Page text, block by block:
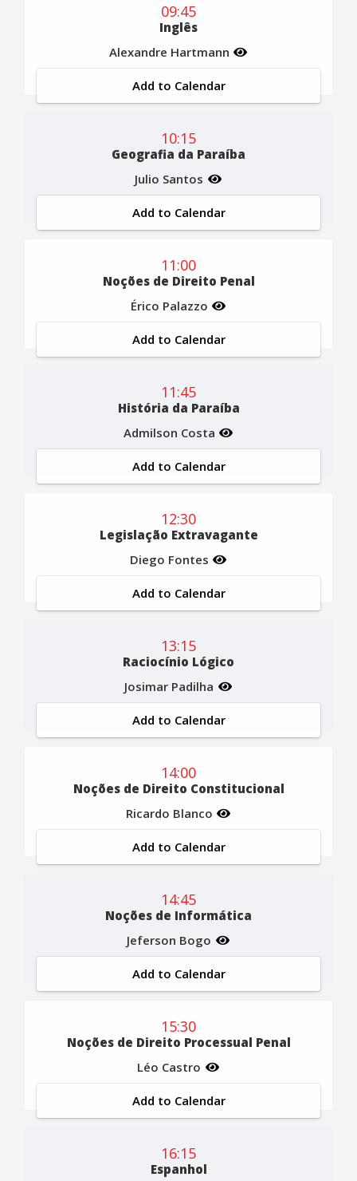
09:45
Inglês
Alexandre Hartmann
Add to Calendar
10:15
Geografia da Paraíba
Julio Santos
Add to Calendar
11:00
Noções de Direito Penal
Érico Palazzo
Add to Calendar
11:45
História da Paraíba
Admilson Costa
Add to Calendar
12:30
Legislação Extravagante
Diego Fontes
Add to Calendar
13:15
Raciocínio Lógico
Josimar Padilha
Add to Calendar
14:00
Noções de Direito Constitucional
Ricardo Blanco
Add to Calendar
14:45
Noções de Informática
Jeferson Bogo
Add to Calendar
15:30
Noções de Direito Processual Penal
Léo Castro
Add to Calendar
16:15
Espanhol